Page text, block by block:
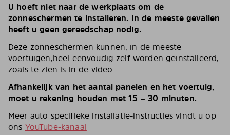
U hoeft niet naar de werkplaats om de
zonneschermen te installeren. In de meeste gevallen
heeft u geen gereedschap nodig.
Deze zonneschermen kunnen, in de meeste
voertuigen,heel eenvoudig zelf worden geïnstalleerd,
zoals te zien is in de video.
Afhankelijk van het aantal panelen en het voertuig,
moet u rekening houden met 15 – 30 minuten.
Meer auto specifieke installatie-instructies vindt u op
ons YouTube-kanaal